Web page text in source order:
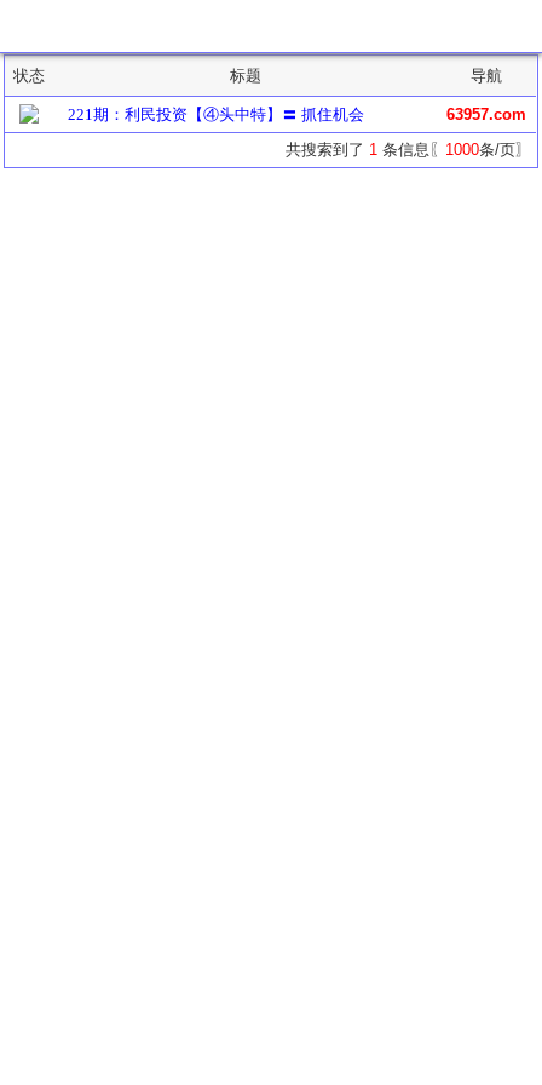
状态 标题 导航
221期：利民投资【④头中特】〓 抓住机会
63957.com
共搜索到了 1条信息〖 1000条/页〗